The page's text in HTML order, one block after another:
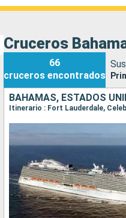
Cruceros
66
cruceros encontrados
BAHAMAS, ESTADOS
Itinerario : Fort Lauderdale,